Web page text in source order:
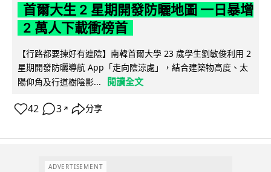
首爾大生 2 星期開發防曬地圖 一日暴增
2 萬人下載衝榜首
【行路都要揀好有遮陰】南韓首爾大學 23 歲學生劉敏俊利用 2
星期開發防曬導航 App「走向陰涼處」，結合建築物高度、太
陽仰角及行道樹陰影...
閱讀全文
42 3 ↗ 分享
ADVERTISEMENT